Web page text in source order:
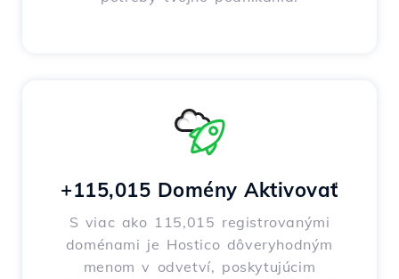
+115,015 Domény Aktivovať
S viac ako 115,015 registrovanými
doménami je Hostico dôveryhodným
menom v odvetví, poskytujúcim